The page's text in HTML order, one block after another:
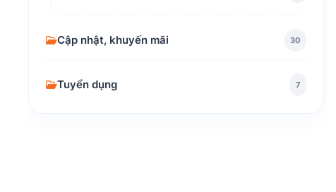
Cập nhật, khuyến mãi 30
Tuyển dụng 7